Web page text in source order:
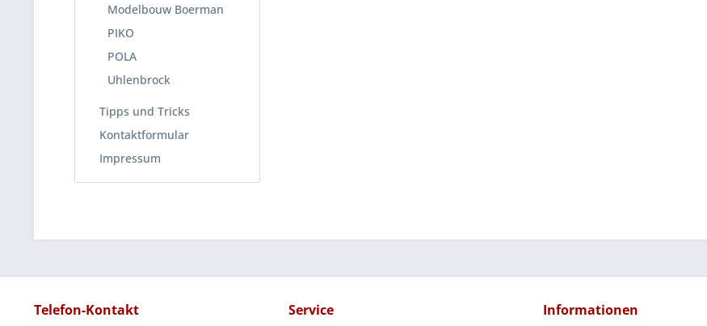
Modelbouw Boerman
PIKO
POLA
Uhlenbrock
Tipps und Tricks
Kontaktformular
Impressum
Telefon-Kontakt Service Informationen